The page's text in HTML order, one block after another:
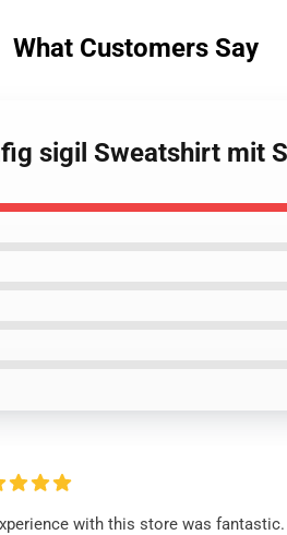
What Customers Say
sigil Sweatshirt mit
with this store was fantastic.